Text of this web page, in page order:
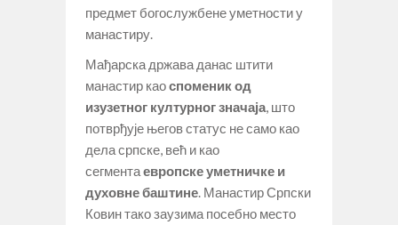
предмет богослужбене уметности у
манастиру.
Мађарска држава данас штити
манастир каоспоменик од
изузетног културног значаја , што
потврђује његов статус не само као
дела српске, већ и као
сегментаевропске уметничке и
духовне баштине . Манастир Српски
Ковин тако заузима посебно место